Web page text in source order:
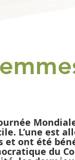
L’une est
et ont été
du